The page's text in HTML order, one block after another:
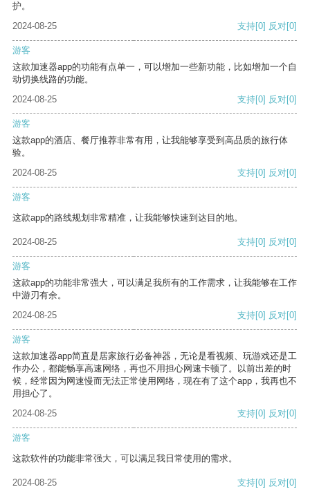
护。
2024-08-25
支持[0] 反对[0]
游客
这款加速器app的功能有点单一，可以增加一些新功能，比如增加一个自
动切换线路的功能。
2024-08-25
支持[0] 反对[0]
游客
这款app的酒店、餐厅推荐非常有用，让我能够享受到高品质的旅行体
验。
2024-08-25
支持[0] 反对[0]
游客
这款app的路线规划非常精准，让我能够快速到达目的地。
2024-08-25 支持[0] 反对[0]
游客
这款app的功能非常强大，可以满足我所有的工作需求，让我能够在工作
中游刃有余。
2024-08-25
支持[0] 反对[0]
游客
这款加速器app简直是居家旅行必备神器，无论是看视频、玩游戏还是工
作办公，都能畅享高速网络，再也不用担心网速卡顿了。以前出差的时
候，经常因为网速慢而无法正常使用网络，现在有了这个app，我再也不
用担心了。
2024-08-25
支持[0] 反对[0]
游客
这款软件的功能非常强大，可以满足我日常使用的需求。
2024-08-25 支持[0] 反对[0]